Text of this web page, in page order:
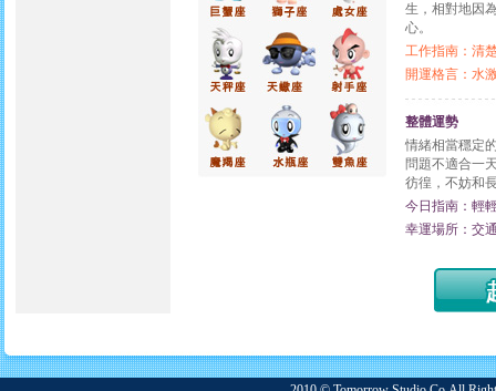
生，相對地因
心。
工作指南：清
開運格言：水
整體運勢
情緒相當穩定
問題不適合一
彷徨，不妨和
今日指南：輕
幸運場所：交